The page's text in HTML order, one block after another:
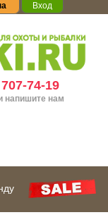
Вход
74-19
напишите нам